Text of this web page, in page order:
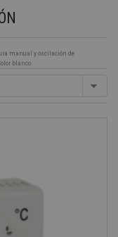
manual y oscilación de
blanco.